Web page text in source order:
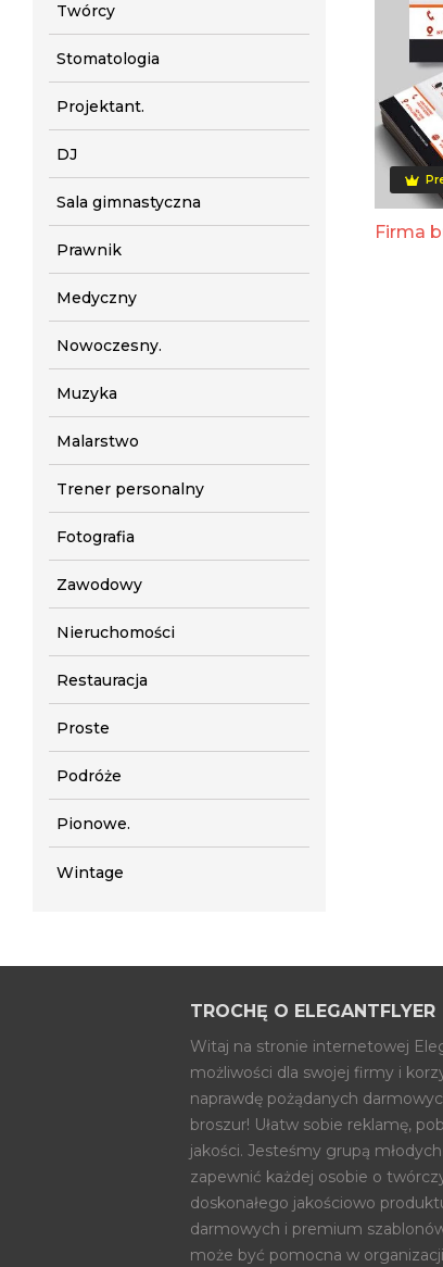
Twórcy
Stomatologia
Projektant.
DJ
Sala gimnastyczna
Prawnik
Medyczny
Nowoczesny.
Muzyka
Malarstwo
Trener personalny
Fotografia
Zawodowy
Nieruchomości
Restauracja
Proste
Podróże
Pionowe.
Wintage
Firma
TROCHĘ O ELEGANTFLYER
Witaj na stronie internetowej
możliwości dla swojej firmy i
naprawdę pożądanych
broszur! Ułatw sobie reklamę,
jakości. Jesteśmy grupą
zapewnić każdej osobie o
doskonałego jakościowo
darmowych i premium
może być pomocna w